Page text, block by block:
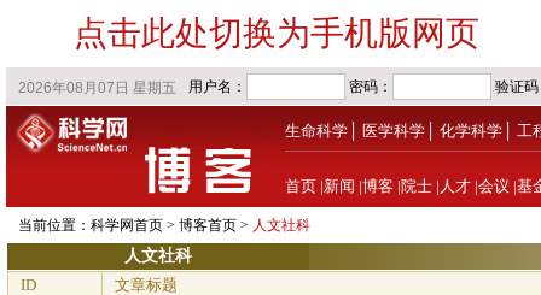
点击此处切换为手机版网页
生命科学 医学科学 化学科学 工
首页 |新闻 |博客 |院士 | 人才 |会议 |基
当前位置： 科学网首页 > 博客首页 > 人文社科
人文社科
ID
文章标题